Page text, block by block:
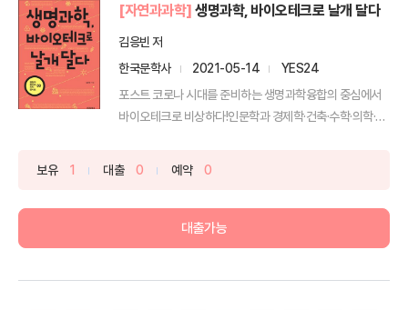
[자연과과학] 생명과학, 바이오테크로 날개 달다
김응빈 저
한국문학사
2021-05-14
YES24
포스트 코로나 시대를 준비하는 생명과학융합의 중심에서
바이오테크로 비상하다!인문학과 경제학·건축·수학·의학·과
보유 1 대출 0 예약 0
대출가능